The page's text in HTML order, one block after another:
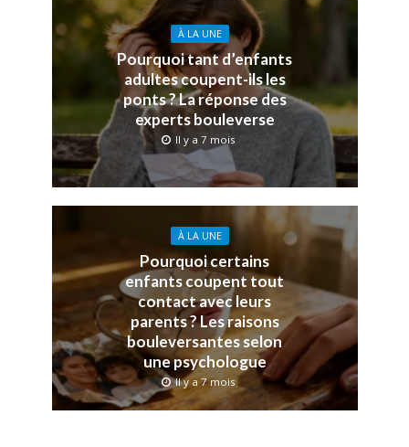
À LA UNE
Pourquoi tant d’enfants
adultes coupent-ils les
ponts ? La réponse des
experts bouleverse
Il y a 7 mois
À LA UNE
Pourquoi certains
enfants coupent tout
contact avec leurs
parents ? Les raisons
bouleversantes selon
une psychologue
Il y a 7 mois